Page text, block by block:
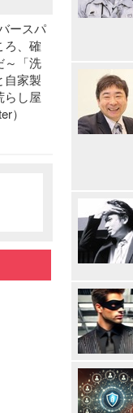
ースパ
ろ、確
～「洗
自家製
らし屋
）